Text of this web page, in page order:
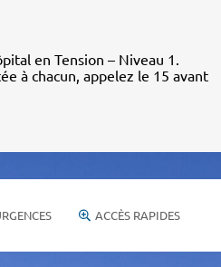
en Tension – Niveau 1.
à chacun, appelez le 15 avant
ACCÈS RAPIDES